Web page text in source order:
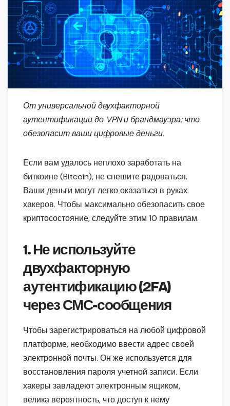
От универсальной двухфакторной
аутентификации до VPN и брандмауэра: что
обезопасит ваши цифровые деньги.
Если вам удалось неплохо заработать на
биткоине (Bitcoin), не спешите радоваться.
Ваши деньги могут легко оказаться в руках
хакеров. Чтобы максимально обезопасить свое
криптосостояние, следуйте этим 10 правилам.
1. Не используйте
двухфакторную
аутентификацию (2FA)
через СМС-сообщения
Чтобы зарегистрироваться на любой цифровой
платформе, необходимо ввести адрес своей
электронной почты. Он же используется для
восстановления пароля учетной записи. Если
хакеры завладеют электронным ящиком,
велика вероятность, что доступ к нему